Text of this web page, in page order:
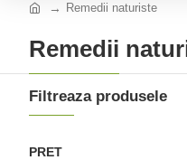
Remedii naturiste
Remedii
Filtreaza produsele
PRET